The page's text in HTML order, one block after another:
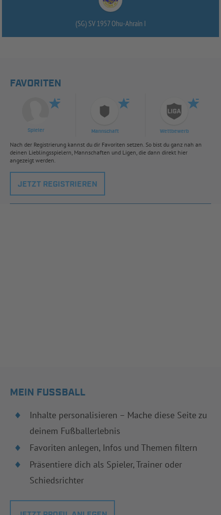
(SG) SV 1957 Ohu-Ahrain I
FAVORITEN
Spieler Mannschaft Wettbewerb
Nach der Registrierung kannst du dir Favoriten setzen. So bist du ganz nah an
deinen Lieblingsspielern, Mannschaften und Ligen, die dann direkt hier
angezeigt werden.
JETZT REGISTRIEREN
MEIN FUSSBALL
Inhalte personalisieren – Mache diese Seite zu
deinem Fußballerlebnis
Favoriten anlegen, Infos und Themen filtern
Präsentiere dich als Spieler, Trainer oder
Schiedsrichter